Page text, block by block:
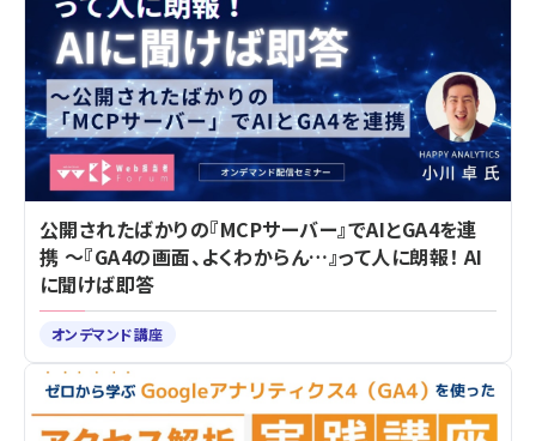
公開されたばかりの『MCPサーバー』でAIとGA4を連
携 ～『GA4の画面、よくわからん…』って人に朗報！ AI
に聞けば即答
オンデマンド講座